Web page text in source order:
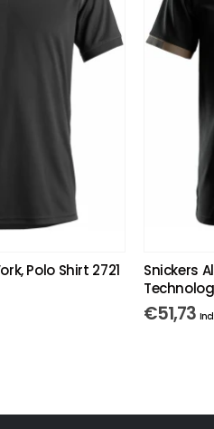
Polo Shirt 2721
Snickers
€51,73